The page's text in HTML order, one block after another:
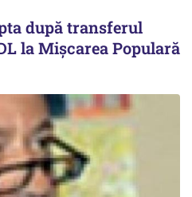
după transferul
la Mișcarea Populară